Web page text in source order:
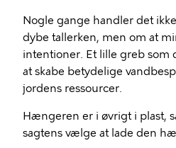
Nogle gange handler det
dybe tallerken, men om at
intentioner. Et lille greb som
at skabe betydelige
jordens ressourcer.
Hængeren er i øvrigt i plast,
sagtens vælge at lade den